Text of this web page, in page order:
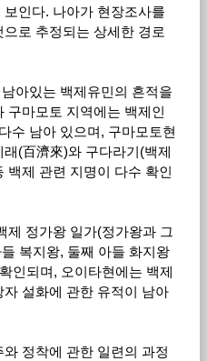
인다. 나아가 현장조사를
로 추정되는 상세한 경로
아있는 백제유민의 흔적을
구마모토 지역에는 백제인
수 남아 있으며, 구마모토현
(百濟來)와 구다라기(백제
백제 관련 지명이 다수 확인
제 정가왕 일가(정가왕과 그
복지왕, 둘째 아들 화지왕
인되며, 오이타현에는 백제
설화에 관한 유적이 남아
정착에 관한 일련의 과정